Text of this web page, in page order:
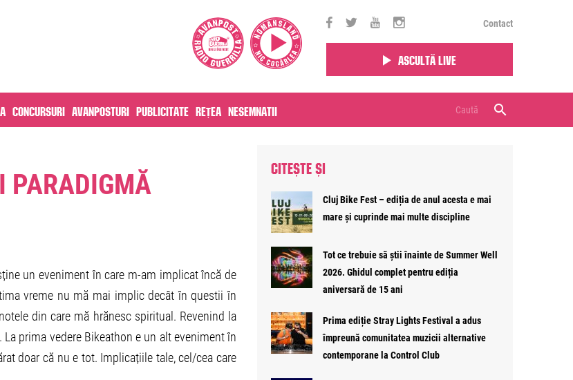
Contact
Ascultă live
Concursuri Avanposturi Publicitate Rețea Nesemnatii
PARADIGMĂ
un eveniment în care m-am implicat încă de
vreme nu mă mai implic decât în questii în
din care mă hrănesc spiritual. Revenind la
prima vedere Bikeathon e un alt eveniment în
doar că nu e tot. Implicațiile tale, cel/cea care
CITEȘTE ȘI
Cluj Bike Fest – ediția de anul acesta e mai
mare și cuprinde mai multe discipline
Tot ce trebuie să știi înainte de Summer Well
2026. Ghidul complet pentru ediția
aniversară de 15 ani
Prima ediție Stray Lights Festival a adus
împreună comunitatea muzicii alternative
contemporane la Control Club